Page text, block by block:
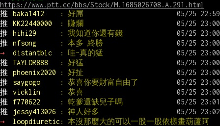
https://www.ptt.cc/bbs/Stock/M.1685026708.A.291.html
推
baka1412
: 好屌
推
KK22440000
: 賺爛
推
hihi29
: 我知道你還有錢
推
nfsong
: 本多 終勝
→
distantblc
: 哇~真的猛
推
TAYLOR888
: 好猛
推
phoenix2020
: 好扯
推
saygogo
: 恭喜你要財富自由了
推
vicklin
: 恭喜
推
f770622
: 乾爹還缺兒子嗎
推
jessy413026
: 神人好多
→
loopdiuretic : 本沒那麼大的可以一股一股依樣畫葫蘆阿